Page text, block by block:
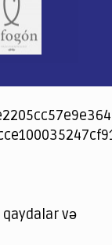
və